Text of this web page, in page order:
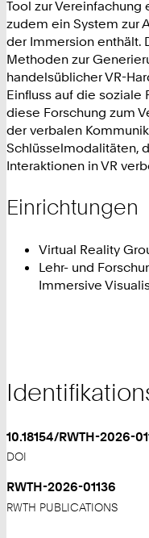
Tool zur
zudem ein System zur
der Immersion enthält.
Methoden zur
handelsüblicher VR-
Einfluss auf die soziale
diese Forschung zum
der verbalen
Schlüsselmodalitäten,
Interaktionen in VR
Einrichtungen
Virtual Reality
Lehr- und
Immersive
10.18154/RWTH-2026-
DOI
RWTH-2026-01136
RWTH PUBLICATIONS